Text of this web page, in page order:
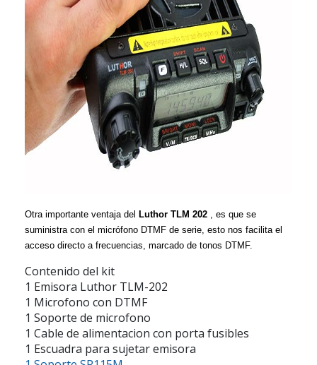
Otra importante ventaja del Luthor TLM 202 , es que se
suministra con el micrófono DTMF de serie, esto nos facilita el
acceso directo a frecuencias, marcado de tonos DTMF.
Contenido del kit
1 Emisora Luthor TLM-202
1 Microfono con DTMF
1 Soporte de microfono
1 Cable de alimentacion con porta fusibles
1 Escuadra para sujetar emisora